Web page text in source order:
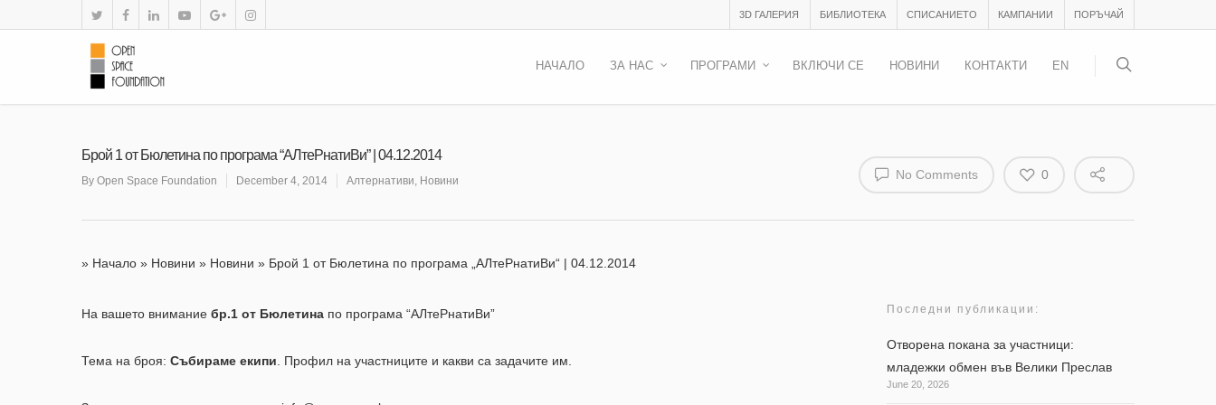
3D ГАЛЕРИЯ БИБЛИОТЕКА СПИСАНИЕТО КАМПАНИИ ПОРЪЧАЙ
НАЧАЛО ЗА НАС ПРОГРАМИ ВКЛЮЧИ СЕ НОВИНИ КОНТАКТИ EN
Брой 1 от Бюлетина по програма “АЛтеРнатиВи” | 04.12.2014
By Open Space Foundation December 4, 2014 Алтернативи, Новини No Comments 0
» Начало » Новини » Новини » Брой 1 от Бюлетина по програма „АЛтеРнатиВи“ | 04.12.2014
На вашето внимание бр.1 от Бюлетина по програма “АЛтеРнатиВи”
Тема на броя: Събираме екипи . Профил на участниците и какви са задачите им.
Последни публикации:
Отворена покана за участници:
младежки обмен във Велики Преслав
June 20, 2026